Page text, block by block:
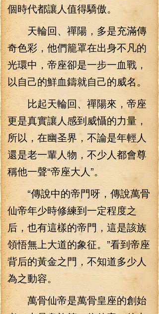
個時代都讓人值得驕傲。
天輪回、禪陽，多是充滿傳
奇色彩，他們籠罩在出身不凡的
光環中，帝座卻是一步一血戰，
以自己的鮮血鑄就自己的威名。
比起天輪回、禪陽來，帝座
更是真實讓人感到威懾的力量，
所以，在幽圣界，不論是年輕人
還是老一輩人物，不少人都會尊
稱他一聲“帝座大人”。
“傳說中的帝門呀，傳說萬骨
仙帝年少時修練到一定程度之
后，也有這樣的帝門，這是該族
領悟無上大道的象征。”看到帝座
背后的黃金之門，不知道多少人
為之動容。
萬骨仙帝是萬骨皇座的創始